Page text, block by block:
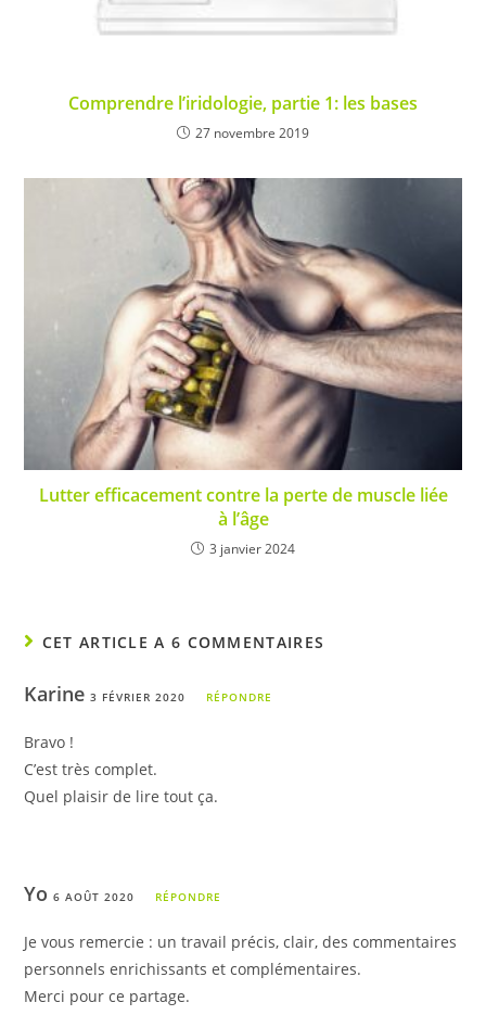
Comprendre l’iridologie, partie 1: les bases
27 novembre 2019
Lutter efficacement contre la perte de muscle liée
à l’âge
3 janvier 2024
CET ARTICLE A 6 COMMENTAIRES
Karine3 FÉVRIER 2020 RÉPONDRE
Bravo !
C’est très complet.
Quel plaisir de lire tout ça.
Yo6 AOÛT 2020 RÉPONDRE
Je vous remercie : un travail précis, clair, des commentaires
personnels enrichissants et complémentaires.
Merci pour ce partage.